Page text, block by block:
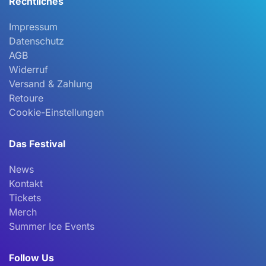
Impressum
Datenschutz
AGB
Widerruf
Versand & Zahlung
Retoure
Cookie-Einstellungen
Das Festival
News
Kontakt
Tickets
Merch
Summer Ice Events
Follow Us